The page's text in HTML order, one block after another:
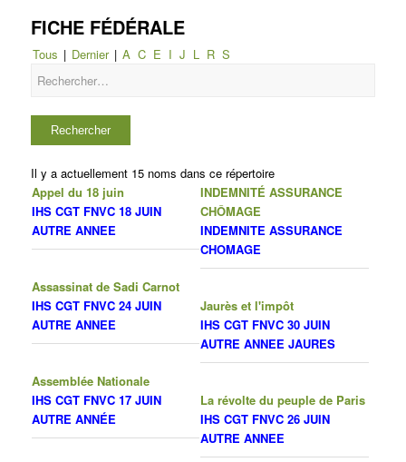
FICHE FÉDÉRALE
Tous | Dernier | A C E I J L R S
Il y a actuellement 15 noms dans ce répertoire
Appel du 18 juin
IHS CGT FNVC 18 JUIN
AUTRE ANNEE
Assassinat de Sadi Carnot
IHS CGT FNVC 24 JUIN
AUTRE ANNEE
Assemblée Nationale
IHS CGT FNVC 17 JUIN
AUTRE ANNÉE
INDEMNITÉ ASSURANCE
CHÔMAGE
INDEMNITE ASSURANCE
CHOMAGE
Jaurès et l'impôt
IHS CGT FNVC 30 JUIN
AUTRE ANNEE JAURES
La révolte du peuple de Paris
IHS CGT FNVC 26 JUIN
AUTRE ANNEE